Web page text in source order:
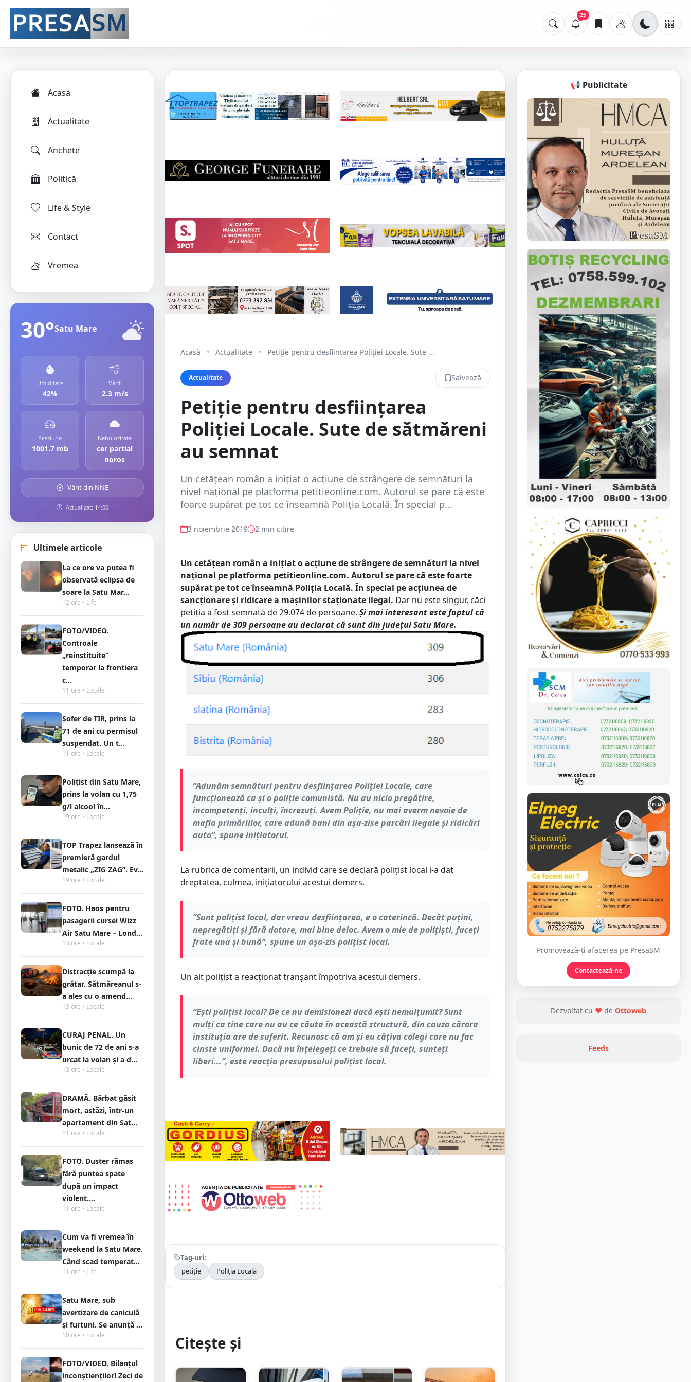
25
Acasă
Actualitate
Anchete
Politică
Life & Style
Contact
Vremea
30°Satu Mare
Umiditate
42%
Vânt
2.3 m/s
Presiune
1001.7 mb
Nebulozitate
cer partial
noros
Vânt din NNE
Actualizat: 14:00
Ultimele articole
La ce ore va putea fi
observată eclipsa de
soare la Satu Mar...
12 ore • Life
FOTO/VIDEO.
Controale
„reinstituite”
temporar la frontiera
c...
11 ore • Locale
Șofer de TIR, prins la
71 de ani cu permisul
suspendat. Un t...
11 ore • Locale
Polițist din Satu Mare,
prins la volan cu 1,75
g/l alcool în...
19 ore • Locale
TOP Trapez lansează în
premieră gardul
metalic „ZIG ZAG”. Ev...
19 ore • Locale
FOTO. Haos pentru
pasagerii cursei Wizz
Air Satu Mare – Lond...
13 ore • Locale
Distracție scumpă la
grătar. Sătmăreanul s-
a ales cu o amend...
13 ore • Locale
CURAJ PENAL. Un
bunic de 72 de ani s-a
urcat la volan și a d...
13 ore • Locale
DRAMĂ. Bărbat găsit
mort, astăzi, într-un
apartament din Sat...
11 ore • Locale
FOTO. Duster rămas
fără puntea spate
după un impact
violent....
11 ore • Locale
Cum va fi vremea în
weekend la Satu Mare.
Când scad temperat...
11 ore • Life
Satu Mare, sub
avertizare de caniculă
și furtuni. Se anunță ...
10 ore • Locale
FOTO/VIDEO. Bilanțul
inconștienților! Zeci de
Acasă • Actualitate • Petiție pentru desființarea Poliției Locale. Sute ...
Actualitate Salvează
Petiție pentru desființarea
Poliției Locale. Sute de sătmăreni
au semnat
Un cetățean român a inițiat o acțiune de strângere de semnături la
nivel național pe platforma petitieonline.com. Autorul se pare că este
foarte supărat pe tot ce înseamnă Poliția Locală. În special p...
3 noiembrie 2019 2 min citire
Un cetățean român a inițiat o acțiune de strângere de semnături la nivel
național pe platforma petitieonline.com. Autorul se pare că este foarte
supărat pe tot ce înseamnă Poliția Locală. În special pe acțiunea de
sancționare și ridicare a mașinilor staționate ilegal. Dar nu este singur, căci
petiția a fost semnată de 29.074 de persoane. Și mai interesant este faptul că
un număr de 309 persoane au declarat că sunt din județul Satu Mare.
”Adunăm semnături pentru desființarea Poliției Locale, care
funcționează ca și o poliție comunistă. Nu au nicio pregătire,
incompetenți, inculți, încrezuți. Avem Poliție, nu mai averm nevoie de
mafia primăriilor, care adună bani din așa-zise parcări ilegale și ridicări
auto”, spune inițiatorul.
La rubrica de comentarii, un individ care se declară polițist local i-a dat
dreptatea, culmea, inițiatorului acestui demers.
”Sunt polițist local, dar vreau desființarea, e o caterincă. Decât puțini,
nepregătiți și fără dotare, mai bine deloc. Avem o mie de polițiști, faceți
frate una și bună”, spune un așa-zis polițist local.
Un alt polițist a reacționat tranșant împotriva acestui demers.
”Ești polițist local? De ce nu demisionezi dacă ești nemulțumit? Sunt
mulți ca tine care nu au ce căuta în această structură, din cauza cărora
instituția are de suferit. Recunosc că am și eu câțiva colegi care nu fac
cinste uniformei. Dacă nu înțelegeți ce trebuie să faceți, sunteți
liberi...”, este reacția presupusului polițist local.
Tag-uri:
petiție
Poliția Locală
Citește și
📢 Publicitate
Promovează-ți afacerea pe PresaSM
Contactează-ne
Dezvoltat cu ❤ de Ottoweb
Feeds